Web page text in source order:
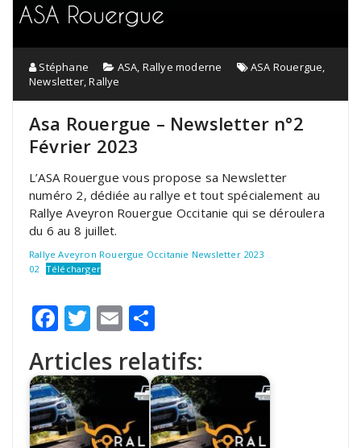
Stéphane ASA, Rallye moderne ASA Rouergue,
Newsletter,Rallye
Asa Rouergue – Newsletter n°2
Février 2023
L’ASA Rouergue vous propose sa Newsletter
numéro 2, dédiée au rallye et tout spécialement au
Rallye Aveyron Rouergue Occitanie qui se déroulera
du 6 au 8 juillet.
Rallye Aveyron Rouergue Occitanie Newsletter 2023
02 Télécharger
Facebook
Twitter
Email
Articles relatifs: